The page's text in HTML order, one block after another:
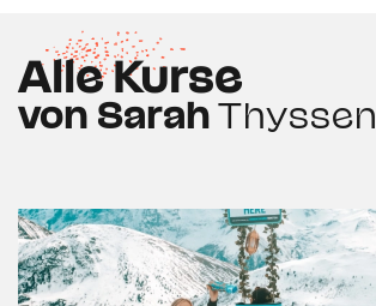
Alle Kurse
von Sarah Thyssen